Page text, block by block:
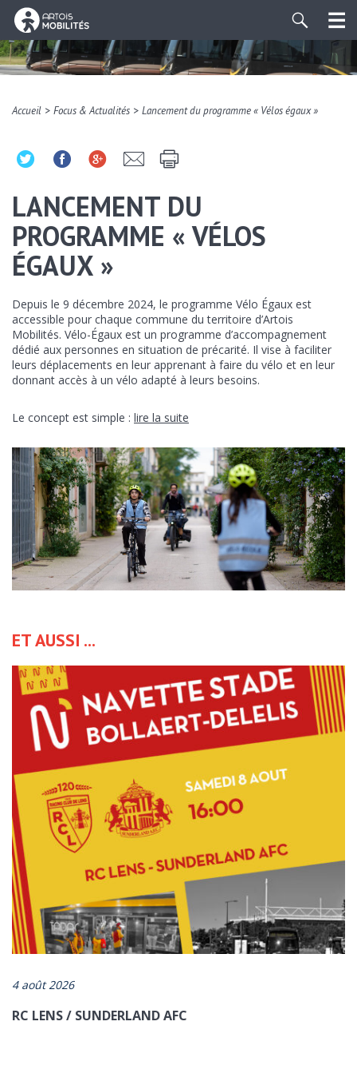
Accueil > Focus & Actualités > Lancement du programme « Vélos égaux »
LANCEMENT DU
PROGRAMME « VÉLOS
ÉGAUX »
Depuis le 9 décembre 2024, le programme Vélo Égaux est
accessible pour chaque commune du territoire d’Artois
Mobilités. Vélo-Égaux est un programme d’accompagnement
dédié aux personnes en situation de précarité. Il vise à faciliter
leurs déplacements en leur apprenant à faire du vélo et en leur
donnant accès à un vélo adapté à leurs besoins.
Le concept est simple : lire la suite
ENVOYER CE CONTENU PAR EMAIL :
https://www.artois-mobilites.fr/lancement-du-programme-velos-
egaux/
ET AUSSI ...
4 août 2026
RC LENS / SUNDERLAND AFC